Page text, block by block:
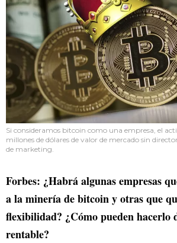
Si consideramos bitcoin como una empresa, el
millones de dólares de valor de mercado sin
de marketing.
Forbes: ¿Habrá algunas empresas
a la minería de bitcoin y otras que
flexibilidad? ¿Cómo pueden hacerlo
rentable?